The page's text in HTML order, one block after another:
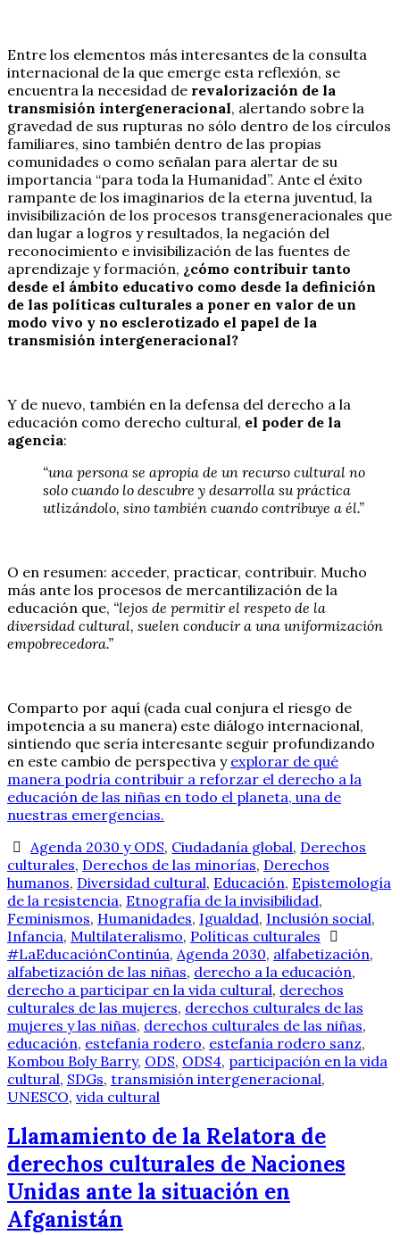
Entre los elementos más interesantes de la consulta
internacional de la que emerge esta reflexión, se
encuentra la necesidad de revalorización de la
transmisión intergeneracional, alertando sobre la
gravedad de sus rupturas no sólo dentro de los círculos
familiares, sino también dentro de las propias
comunidades o como señalan para alertar de su
importancia “para toda la Humanidad”. Ante el éxito
rampante de los imaginarios de la eterna juventud, la
invisibilización de los procesos transgeneracionales que
dan lugar a logros y resultados, la negación del
reconocimiento e invisibilización de las fuentes de
aprendizaje y formación, ¿cómo contribuir tanto
desde el ámbito educativo como desde la definición
de las políticas culturales a poner en valor de un
modo vivo y no esclerotizado el papel de la
transmisión intergeneracional?
Y de nuevo, también en la defensa del derecho a la
educación como derecho cultural, el poder de la
agencia:
“una persona se apropia de un recurso cultural no
solo cuando lo descubre y desarrolla su práctica
utlizándolo, sino también cuando contribuye a él.”
O en resumen: acceder, practicar, contribuir. Mucho
más ante los procesos de mercantilización de la
educación que, “lejos de permitir el respeto de la
diversidad cultural, suelen conducir a una uniformización
empobrecedora.”
Comparto por aquí (cada cual conjura el riesgo de
impotencia a su manera) este diálogo internacional,
sintiendo que sería interesante seguir profundizando
en este cambio de perspectiva y explorar de qué
manera podría contribuir a reforzar el derecho a la
educación de las niñas en todo el planeta, una de
nuestras emergencias.
Agenda 2030 y ODS, Ciudadanía global, Derechos
culturales, Derechos de las minorías, Derechos
humanos, Diversidad cultural, Educación, Epistemología
de la resistencia, Etnografía de la invisibilidad,
Feminismos, Humanidades, Igualdad, Inclusión social,
Infancia, Multilateralismo, Políticas culturales
#LaEducaciónContinúa, Agenda 2030, alfabetización,
alfabetización de las niñas, derecho a la educación,
derecho a participar en la vida cultural, derechos
culturales de las mujeres, derechos culturales de las
mujeres y las niñas, derechos culturales de las niñas,
educación, estefanía rodero, estefanía rodero sanz,
Kombou Boly Barry, ODS, ODS4, participación en la vida
cultural, SDGs, transmisión intergeneracional,
UNESCO, vida cultural
Llamamiento de la Relatora de
derechos culturales de Naciones
Unidas ante la situación en
Afganistán